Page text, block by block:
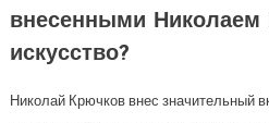
внесенными
искусство?
Николай Крючков внес значительный